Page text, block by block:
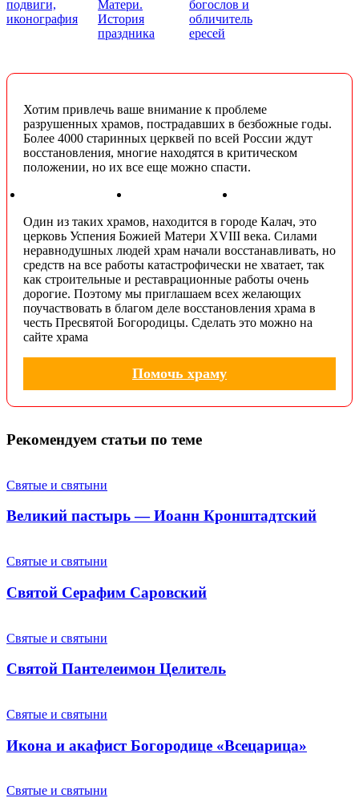
подвиги,
иконография
Матери.
История
праздника
богослов и
обличитель
ересей
Хотим привлечь ваше внимание к проблеме
разрушенных храмов, пострадавших в безбожные годы.
Более 4000 старинных церквей по всей России ждут
восстановления, многие находятся в критическом
положении, но их все еще можно спасти.
Один из таких храмов, находится в городе Калач, это
церковь Успения Божией Матери XVIII века. Силами
неравнодушных людей храм начали восстанавливать, но
средств на все работы катастрофически не хватает, так
как строительные и реставрационные работы очень
дорогие. Поэтому мы приглашаем всех желающих
поучаствовать в благом деле восстановления храма в
честь Пресвятой Богородицы. Сделать это можно на
сайте храма
Помочь храму
Рекомендуем статьи по теме
Святые и святыни
Великий пастырь — Иоанн Кронштадтский
Святые и святыни
Святой Серафим Саровский
Святые и святыни
Святой Пантелеимон Целитель
Святые и святыни
Икона и акафист Богородице «Всецарица»
Святые и святыни